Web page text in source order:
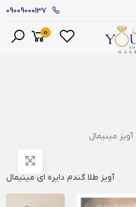
09009000137
0
آویز مینیمال